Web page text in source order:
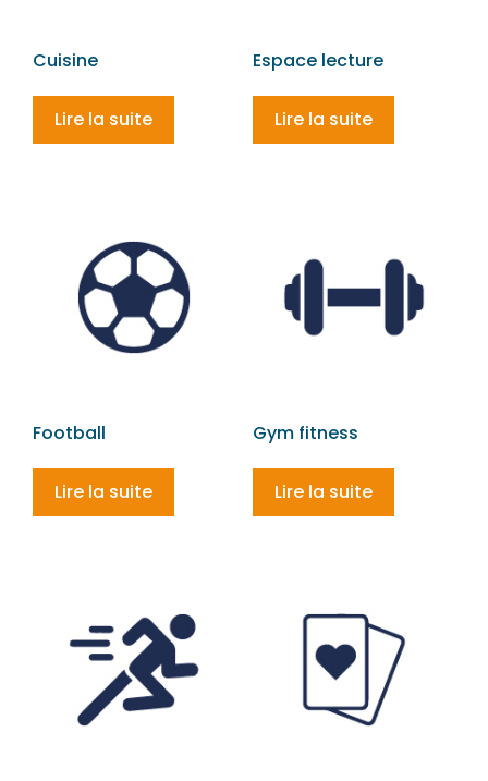
Cuisine
Lire la suite
Espace lecture
Lire la suite
Football
Lire la suite
Gym fitness
Lire la suite